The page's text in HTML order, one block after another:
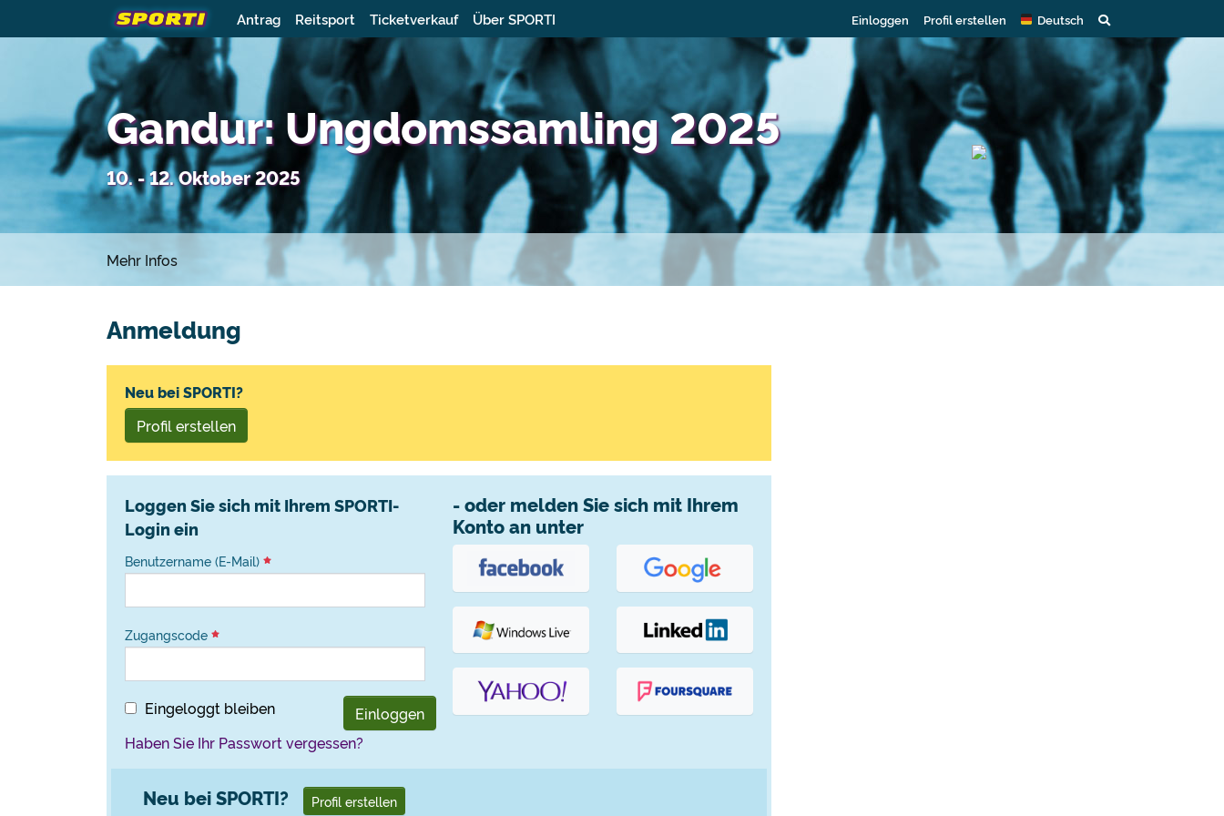
Antrag Reitsport Ticketverkauf Über SPORTI Einloggen Profil erstellen Deutsch
Gandur: Ungdomssamling 2025
10. - 12. Oktober 2025
Mehr Infos
Anmeldung
Neu bei SPORTI?
Profil erstellen
Loggen Sie sich mit Ihrem SPORTI-
Login ein
Benutzername (E-Mail)
Zugangscode
Eingeloggt bleiben
Einloggen
Haben Sie Ihr Passwort vergessen?
- oder melden Sie sich mit Ihrem
Konto an unter
Neu bei SPORTI? Profil erstellen